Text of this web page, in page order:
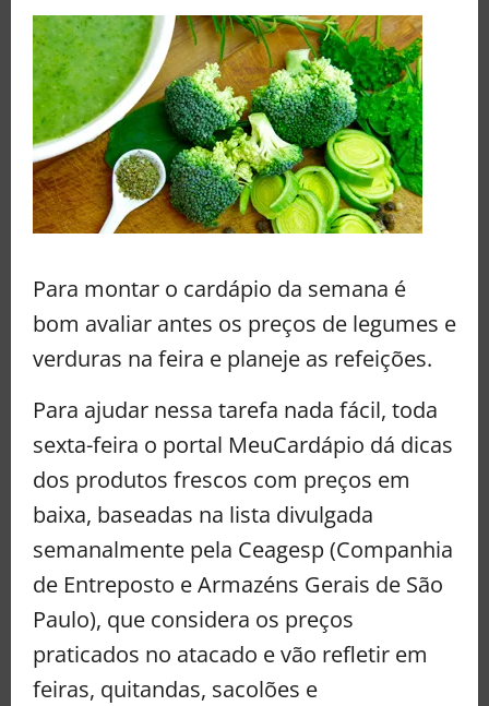
Para montar o cardápio da semana é
bom avaliar antes os preços de legumes e
verduras na feira e planeje as refeições.
Para ajudar nessa tarefa nada fácil, toda
sexta-feira o portal MeuCardápio dá dicas
dos produtos frescos com preços em
baixa, baseadas na lista divulgada
semanalmente pela Ceagesp (Companhia
de Entreposto e Armazéns Gerais de São
Paulo), que considera os preços
praticados no atacado e vão refletir em
feiras, quitandas, sacolões e